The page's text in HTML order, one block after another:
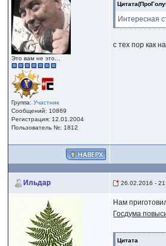
Это вам не это...
Группа:Участник
Сообщений: 10869
Регистрация: 12.01.2004
Пользователь №: 1812
Интересная
с тех пор как
Ильдар 26.02.2016 -
Нам
Госдума
Цитата